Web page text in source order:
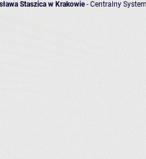
Staszica w Krakowie- Centralny